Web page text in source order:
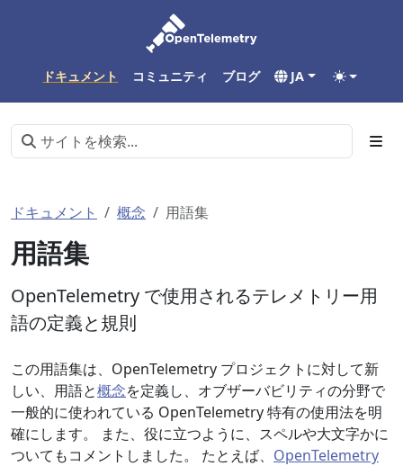
ドキュメント コミュニティ ブログ JA
ドキュメント 概念 用語集
用語集
OpenTelemetry で使用されるテレメトリー用
語の定義と規則
この用語集は、OpenTelemetry プロジェクトに対して新
しい、用語と概念を定義し、オブザーバビリティの分野で
一般的に使われている OpenTelemetry 特有の使用法を明
確にします。 また、役に立つように、スペルや大文字かに
ついてもコメントしました。 たとえば、 OpenTelemetry